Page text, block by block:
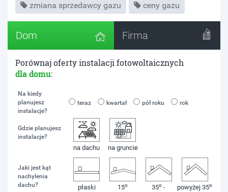
zmiana sprzedawcy gazu
ceny gazu
Dom Firma
Porównaj oferty instalacji fotowoltaicznych
dla domu:
Na kiedy
planujesz
instalacje?
teraz kwartał pół roku rok
Gdzie planujesz
instalacje?
na dachu na gruncie
Jaki jest kąt
nachylenia
dachu?
płaski 15o 35o -
powyżej 35o